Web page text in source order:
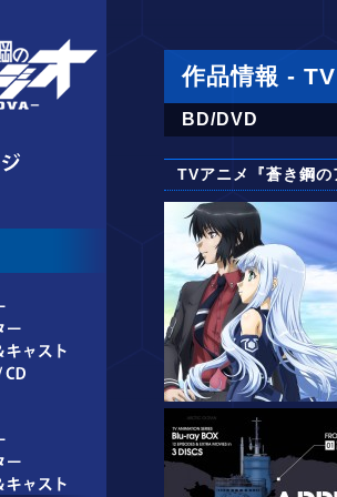
作品情報 - TV
BD/DVD
TVアニメ『蒼き鋼